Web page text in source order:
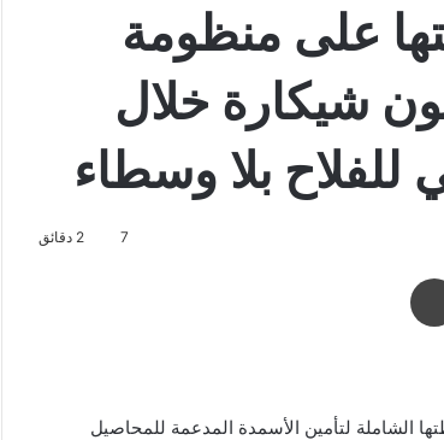
على منظومة
10.4 مليون شيكارة خلال
بلا وسطاء
7 2 دقائق
الشاملة لتأمين الأسمدة المدعمة للمحاصيل